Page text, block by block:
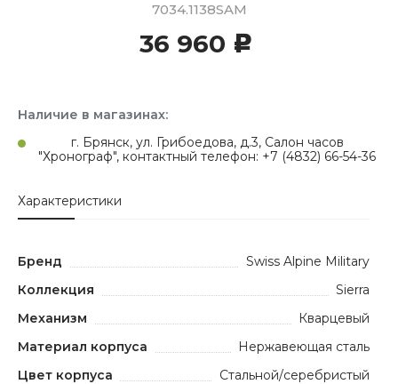
7034.1138SAM
36 960 c
Наличие в магазинах:
г. Брянск, ул. Грибоедова, д.3, Салон часов
"Хронограф", контактный телефон: +7 (4832) 66-54-36
Характеристики
Бренд
Swiss Alpine Military
Коллекция
Sierra
Механизм
Кварцевый
Материал корпуса
Нержавеющая сталь
Цвет корпуса
Стальной/серебристый